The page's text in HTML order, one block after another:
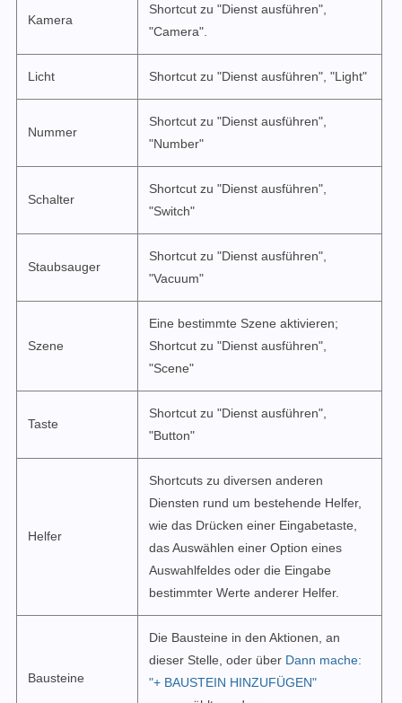
Kamera
Shortcut zu "Dienst ausführen",
"Camera".
Licht Shortcut zu "Dienst ausführen", "Light"
Nummer
Shortcut zu "Dienst ausführen",
"Number"
Schalter
Shortcut zu "Dienst ausführen",
"Switch"
Staubsauger
Shortcut zu "Dienst ausführen",
"Vacuum"
Szene
Eine bestimmte Szene aktivieren;
Shortcut zu "Dienst ausführen",
"Scene"
Taste
Shortcut zu "Dienst ausführen",
"Button"
Helfer
Shortcuts zu diversen anderen
Diensten rund um bestehende Helfer,
wie das Drücken einer Eingabetaste,
das Auswählen einer Option eines
Auswahlfeldes oder die Eingabe
bestimmter Werte anderer Helfer.
Bausteine
Die Bausteine in den Aktionen, an
dieser Stelle, oder über Dann mache:
"+ BAUSTEIN HINZUFÜGEN"